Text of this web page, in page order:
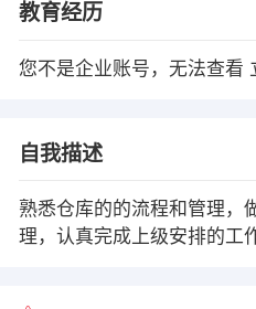
教育经历
您不是企业账号，无法查看
自我描述
熟悉仓库的的流程和管理，
理，认真完成上级安排的工